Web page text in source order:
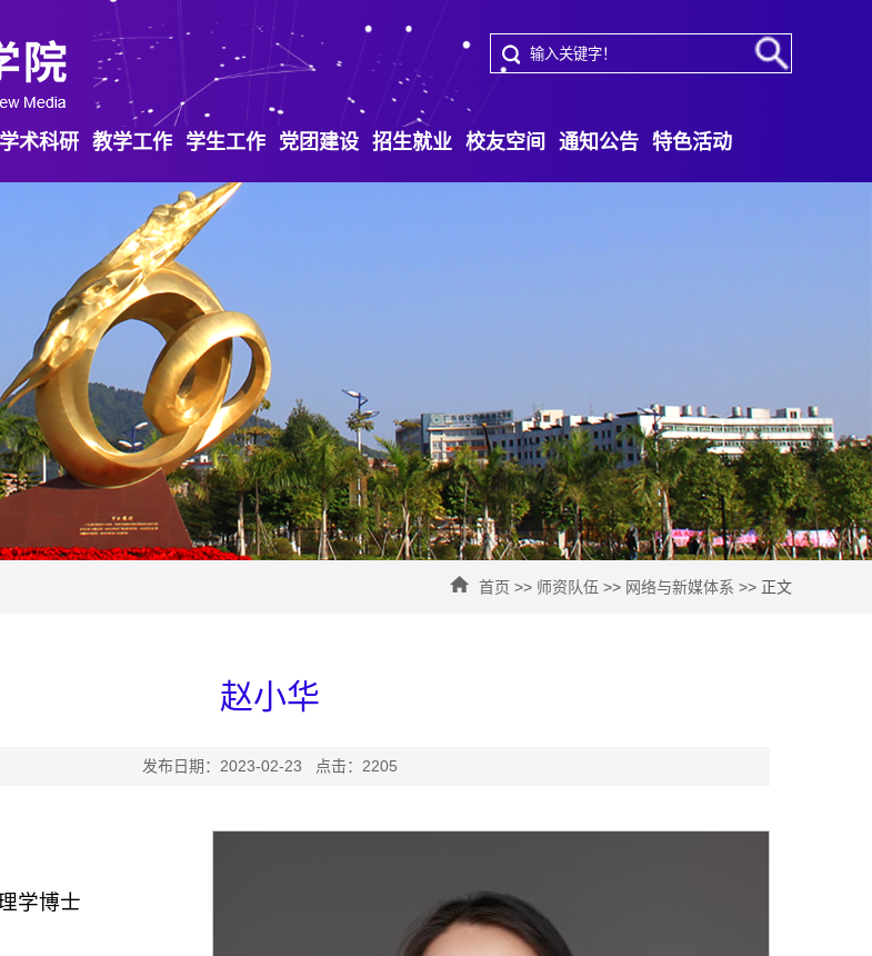
学术科研 教学工作 学生工作 党团建设 招生就业 校友空间 通知公告 特色活动
首页 >> 师资队伍 >> 网络与新媒体系 >> 正文
赵小华
发布日期：2023-02-23 点击： 2205
学博士